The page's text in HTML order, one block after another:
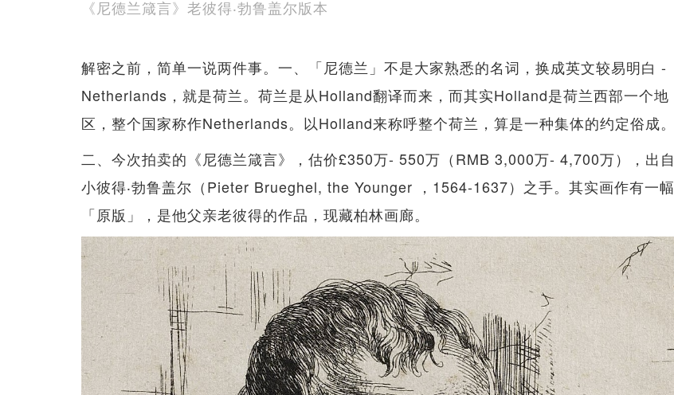
《尼德兰箴言》老彼得‧勃鲁盖尔版本
解密之前，简单一说两件事。一、「尼德兰」不是大家熟悉的名词，换成英文较易明白 -
Netherlands，就是荷兰。荷兰是从Holland翻译而来，而其实Holland是荷兰西部一个地
区，整个国家称作Netherlands。以Holland来称呼整个荷兰，算是一种集体的约定俗成。
二、今次拍卖的《尼德兰箴言》，估价£350万- 550万（RMB 3,000万- 4,700万），出自
小彼得‧勃鲁盖尔（Pieter Brueghel, the Younger ，1564-1637）之手。其实画作有一幅
「原版」，是他父亲老彼得的作品，现藏柏林画廊。